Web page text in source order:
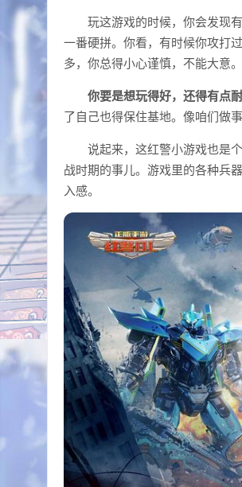
玩这游戏的时候，你会发现
一番硬拼。你看，有时候你攻打
多，你总得小心谨慎，不能大意。
你要是想玩得好，还得有点耐
了自己也得保住基地。像咱们做
说起来，这红警小游戏也是
战时期的事儿。游戏里的各种兵
入感。